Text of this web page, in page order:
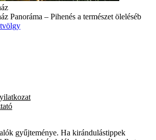
Panoráma – Pihenés a természet öleléséb
gyűjteménye. Ha kirándulástippek